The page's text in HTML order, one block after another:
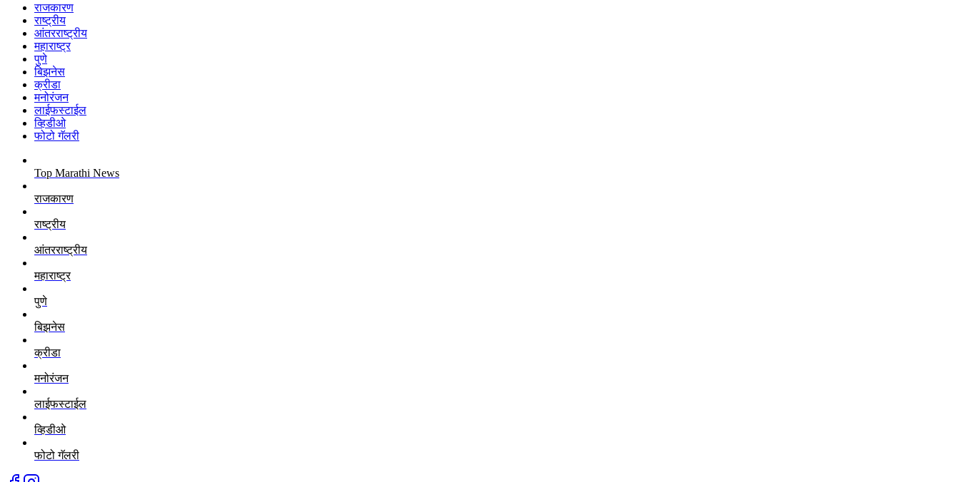
राजकारण
राष्ट्रीय
आंतरराष्ट्रीय
महाराष्ट्र
पुणे
बिझनेस
क्रीडा
मनोरंजन
लाईफस्टाईल
व्हिडीओ
फोटो गॅलरी
Top Marathi News
राजकारण
राष्ट्रीय
आंतरराष्ट्रीय
महाराष्ट्र
पुणे
बिझनेस
क्रीडा
मनोरंजन
लाईफस्टाईल
व्हिडीओ
फोटो गॅलरी